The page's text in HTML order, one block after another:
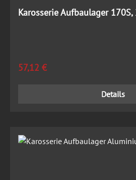
Karosserie Aufbaulager
Regulärer Preis:
57,12 €
Details